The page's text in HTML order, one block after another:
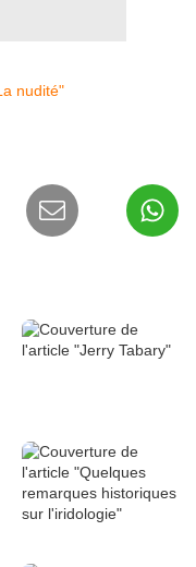
nudité"